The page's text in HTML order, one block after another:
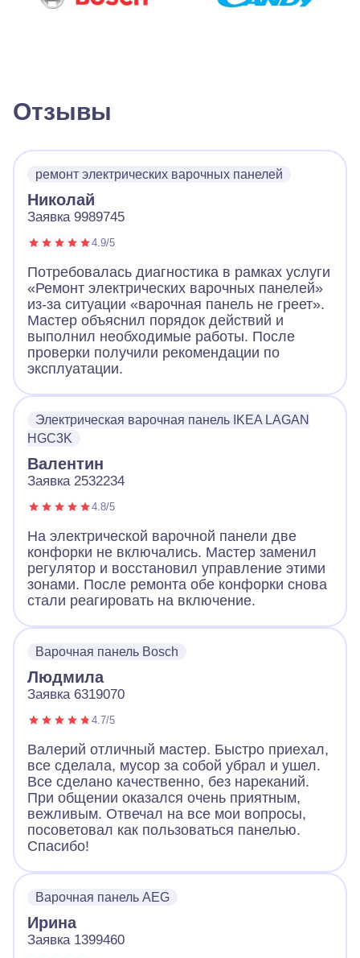
Отзывы
ремонт электрических варочных панелей
Николай
Заявка 9989745
4.9/5
Потребовалась диагностика в рамках услуги
«Ремонт электрических варочных панелей»
из-за ситуации «варочная панель не греет».
Мастер объяснил порядок действий и
выполнил необходимые работы. После
проверки получили рекомендации по
эксплуатации.
Электрическая варочная панель IKEA LAGAN
HGC3K
Валентин
Заявка 2532234
4.8/5
На электрической варочной панели две
конфорки не включались. Мастер заменил
регулятор и восстановил управление этими
зонами. После ремонта обе конфорки снова
стали реагировать на включение.
Варочная панель Bosch
Людмила
Заявка 6319070
4.7/5
Валерий отличный мастер. Быстро приехал,
все сделала, мусор за собой убрал и ушел.
Все сделано качественно, без нареканий.
При общении оказался очень приятным,
вежливым. Отвечал на все мои вопросы,
посоветовал как пользоваться панелью.
Спасибо!
Варочная панель AEG
Ирина
Заявка 1399460